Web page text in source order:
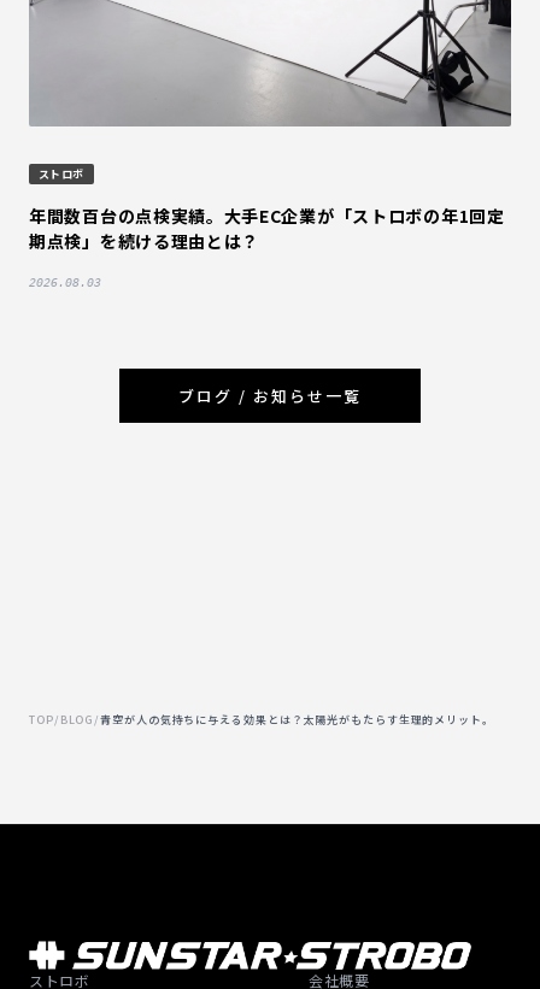
ストロボ
年間数百台の点検実績。大手EC企業が「ストロボの年1回定
期点検」を続ける理由とは？
2026.08.03
ブログ / お知らせ一覧
TOP/ BLOG/青空が人の気持ちに与える効果とは？太陽光がもたらす生理的メリット。
ストロボ 会社概要